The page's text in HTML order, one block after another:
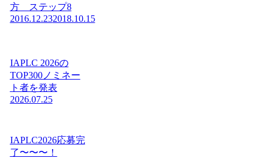
方 ステップ8
2016.12.232018.10.15
IAPLC 2026の
TOP300ノミネー
ト者を発表
2026.07.25
IAPLC2026応募完
了〜〜〜！